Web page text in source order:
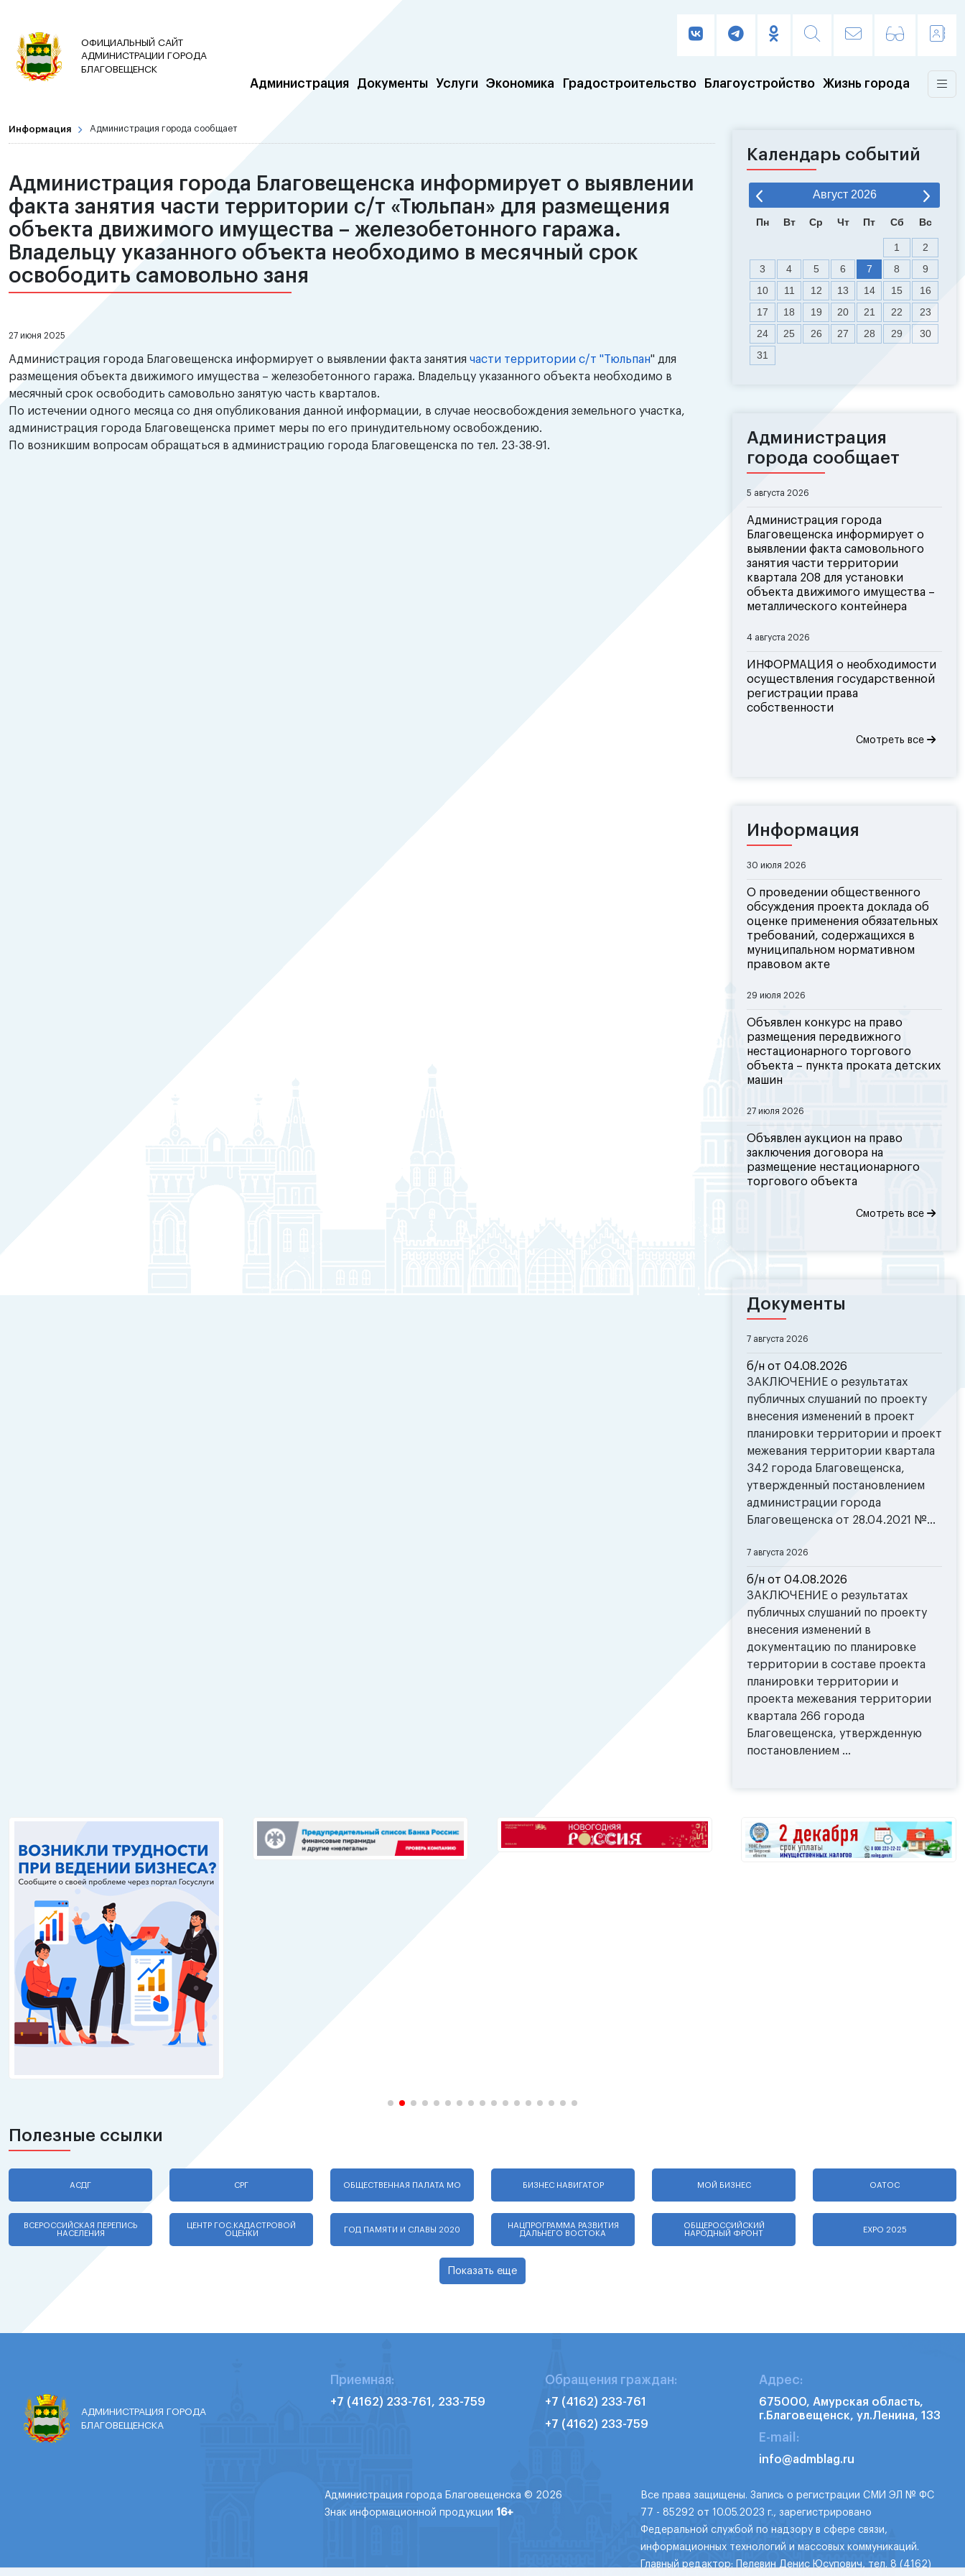
ОФИЦИАЛЬНЫЙ САЙТ
АДМИНИСТРАЦИИ ГОРОДА
БЛАГОВЕЩЕНСК
Администрация Документы Услуги Экономика Градостроительство Благоустройство Жизнь города
Информация Администрация города сообщает
Администрация города Благовещенска информирует о выявлении
факта занятия части территории с/т «Тюльпан» для размещения
объекта движимого имущества – железобетонного гаража.
Владельцу указанного объекта необходимо в месячный срок
освободить самовольно заня
27 июня 2025
Администрация города Благовещенска информирует о выявлении факта занятия части территории с/т "Тюльпан" для
размещения объекта движимого имущества – железобетонного гаража. Владельцу указанного объекта необходимо в
месячный срок освободить самовольно занятую часть кварталов.
По истечении одного месяца со дня опубликования данной информации, в случае неосвобождения земельного участка,
администрация города Благовещенска примет меры по его принудительному освобождению.
По возникшим вопросам обращаться в администрацию города Благовещенска по тел. 23-38-91.
Календарь событий
Август 2026
Пн Вт Ср Чт Пт Сб Вс
1
2
3
4 5 6 7 8
9
10
11 12 13 14 15
16
17
18 19 20 21 22
23
24
25 26 27 28 29
30
31
Администрация
города сообщает
5 августа 2026
Администрация города
Благовещенска информирует о
выявлении факта самовольного
занятия части территории
квартала 208 для установки
объекта движимого имущества –
металлического контейнера
4 августа 2026
ИНФОРМАЦИЯ о необходимости
осуществления государственной
регистрации права
собственности
Смотреть все
Информация
30 июля 2026
О проведении общественного
обсуждения проекта доклада об
оценке применения обязательных
требований, содержащихся в
муниципальном нормативном
правовом акте
29 июля 2026
Объявлен конкурс на право
размещения передвижного
нестационарного торгового
объекта – пункта проката детских
машин
27 июля 2026
Объявлен аукцион на право
заключения договора на
размещение нестационарного
торгового объекта
Смотреть все
Документы
7 августа 2026
б/н от 04.08.2026
ЗАКЛЮЧЕНИЕ о результатах
публичных слушаний по проекту
внесения изменений в проект
планировки территории и проект
межевания территории квартала
342 города Благовещенска,
утвержденный постановлением
администрации города
Благовещенска от 28.04.2021 №...
7 августа 2026
б/н от 04.08.2026
ЗАКЛЮЧЕНИЕ о результатах
публичных слушаний по проекту
внесения изменений в
документацию по планировке
территории в составе проекта
планировки территории и
проекта межевания территории
квартала 266 города
Благовещенска, утвержденную
постановлением ...
Полезные ссылки
АСДГ СРГ ОБЩЕСТВЕННАЯ ПАЛАТА МО БИЗНЕС НАВИГАТОР МОЙ БИЗНЕС ОАТОС
ВСЕРОССИЙСКАЯ ПЕРЕПИСЬ
НАСЕЛЕНИЯ
ЦЕНТР ГОС.КАДАСТРОВОЙ
ОЦЕНКИ
ГОД ПАМЯТИ И СЛАВЫ 2020
НАЦПРОГРАММА РАЗВИТИЯ
ДАЛЬНЕГО ВОСТОКА
ОБЩЕРОССИЙСКИЙ
НАРОДНЫЙ ФРОНТ
EXPO 2025
Показать еще
АДМИНИСТРАЦИЯ ГОРОДА
БЛАГОВЕЩЕНСКА
Приемная:
+7 (4162) 233-761, 233-759
Обращения граждан:
+7 (4162) 233-761
+7 (4162) 233-759
Адрес:
675000, Амурская область,
г.Благовещенск, ул.Ленина, 133
E-mail:
info@admblag.ru
Администрация города Благовещенска © 2026
Знак информационной продукции 16+
Все права защищены. Запись о регистрации СМИ ЭЛ № ФС
77 - 85292 от 10.05.2023 г., зарегистрировано
Федеральной службой по надзору в сфере связи,
информационных технологий и массовых коммуникаций.
Главный редактор: Пелевин Денис Юсупович, тел. 8 (4162)